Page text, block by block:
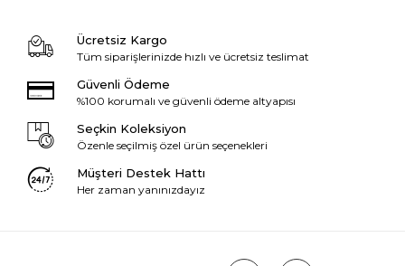
Ücretsiz Kargo
Tüm siparişlerinizde hızlı ve ücretsiz teslimat
Güvenli Ödeme
%100 korumalı ve güvenli ödeme altyapısı
Seçkin Koleksiyon
Özenle seçilmiş özel ürün seçenekleri
Müşteri Destek Hattı
Her zaman yanınızdayız